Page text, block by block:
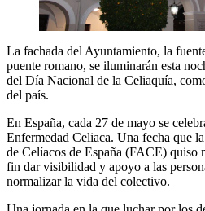
La fachada del Ayuntamiento, la
puente romano, se iluminarán esta
del Día Nacional de la Celiaquía,
del país.
En España, cada 27 de mayo se
Enfermedad Celiaca. Una fecha que
de Celíacos de España (FACE) quiso
fin dar visibilidad y apoyo a las
normalizar la vida del colectivo.